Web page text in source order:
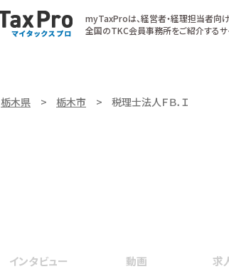
myTaxProは、経営者・経理担当者向
全国のTKC会員事務所をご紹介するサ
栃木県 栃木市 税理士法人ＦＢ．Ｉ
インタビュー 動画 求